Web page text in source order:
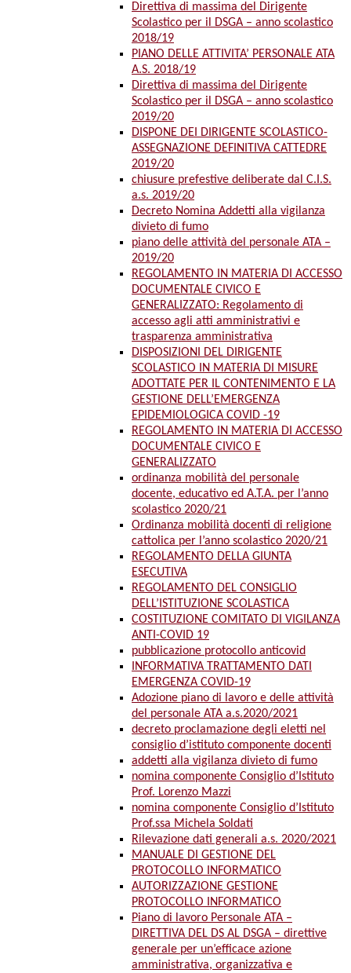
Direttiva di massima del Dirigente
Scolastico per il DSGA – anno scolastico
2018/19
PIANO DELLE ATTIVITA’ PERSONALE ATA
A.S. 2018/19
Direttiva di massima del Dirigente
Scolastico per il DSGA – anno scolastico
2019/20
DISPONE DEI DIRIGENTE SCOLASTICO-
ASSEGNAZIONE DEFINITIVA CATTEDRE
2019/20
chiusure prefestive deliberate dal C.I.S.
a.s. 2019/20
Decreto Nomina Addetti alla vigilanza
divieto di fumo
piano delle attività del personale ATA –
2019/20
REGOLAMENTO IN MATERIA DI ACCESSO
DOCUMENTALE CIVICO E
GENERALIZZATO: Regolamento di
accesso agli atti amministrativi e
trasparenza amministrativa
DISPOSIZIONI DEL DIRIGENTE
SCOLASTICO IN MATERIA DI MISURE
ADOTTATE PER IL CONTENIMENTO E LA
GESTIONE DELL’EMERGENZA
EPIDEMIOLOGICA COVID -19
REGOLAMENTO IN MATERIA DI ACCESSO
DOCUMENTALE CIVICO E
GENERALIZZATO
ordinanza mobilità del personale
docente, educativo ed A.T.A. per l’anno
scolastico 2020/21
Ordinanza mobilità docenti di religione
cattolica per l’anno scolastico 2020/21
REGOLAMENTO DELLA GIUNTA
ESECUTIVA
REGOLAMENTO DEL CONSIGLIO
DELL’ISTITUZIONE SCOLASTICA
COSTITUZIONE COMITATO DI VIGILANZA
ANTI-COVID 19
pubblicazione protocollo anticovid
INFORMATIVA TRATTAMENTO DATI
EMERGENZA COVID-19
Adozione piano di lavoro e delle attività
del personale ATA a.s.2020/2021
decreto proclamazione degli eletti nel
consiglio d’istituto componente docenti
addetti alla vigilanza divieto di fumo
nomina componente Consiglio d’Istituto
Prof. Lorenzo Mazzi
nomina componente Consiglio d’Istituto
Prof.ssa Michela Soldati
Rilevazione dati generali a.s. 2020/2021
MANUALE DI GESTIONE DEL
PROTOCOLLO INFORMATICO
AUTORIZZAZIONE GESTIONE
PROTOCOLLO INFORMATICO
Piano di lavoro Personale ATA –
DIRETTIVA DEL DS AL DSGA – direttive
generale per un’efficace azione
amministrativa, organizzativa e